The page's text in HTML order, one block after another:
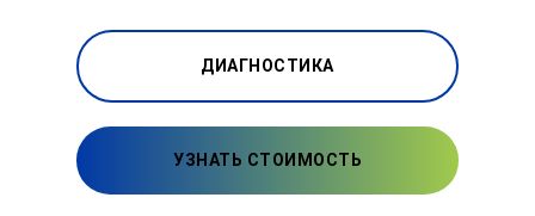
ДИАГНОСТИКА
УЗНАТЬ СТОИМОСТЬ